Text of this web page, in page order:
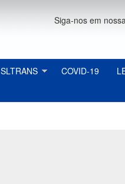
Siga-nos em
SLTRANS COVID-19